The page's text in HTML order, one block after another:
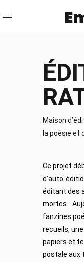
Maison
la poésie et
Ce projet
d’auto-
éditant des
mortes.
fanzines
recueils,
papiers et
postale aux